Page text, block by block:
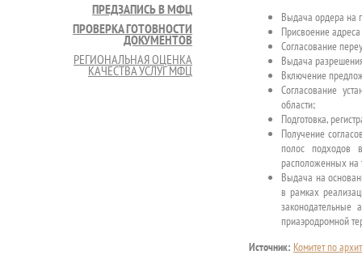
ПРЕДЗАПИСЬ В МФЦ
ПРОВЕРКА ГОТОВНОСТИ
ДОКУМЕНТОВ
РЕГИОНАЛЬНАЯ ОЦЕНКА
КАЧЕСТВА УСЛУГ МФЦ
Выдача ордера на
Присвоение
Согласование
Выдача
Включение
Согласование
области;
Подготовка,
Получение
полос подходов
расположенных на
Выдача на
в рамках
законодательные
приаэродромной
Источник: Комитет по